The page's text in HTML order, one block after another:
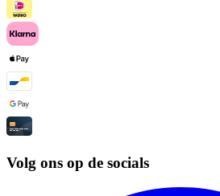
Volg ons op de socials